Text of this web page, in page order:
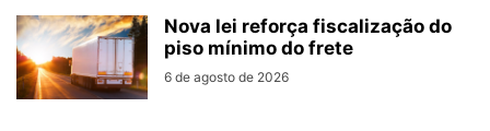
Nova lei reforça fiscalização do
piso mínimo do frete
6 de agosto de 2026